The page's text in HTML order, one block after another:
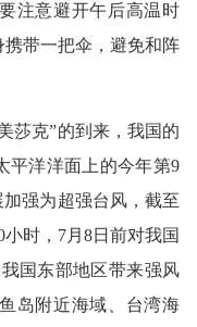
注意避开午后高温时
带一把伞，避免和阵
克”的到来，我国的
平洋洋面上的今年第9
强为超强台风，截至
时，7月8日前对我国
国东部地区带来强风
岛附近海域、台湾海